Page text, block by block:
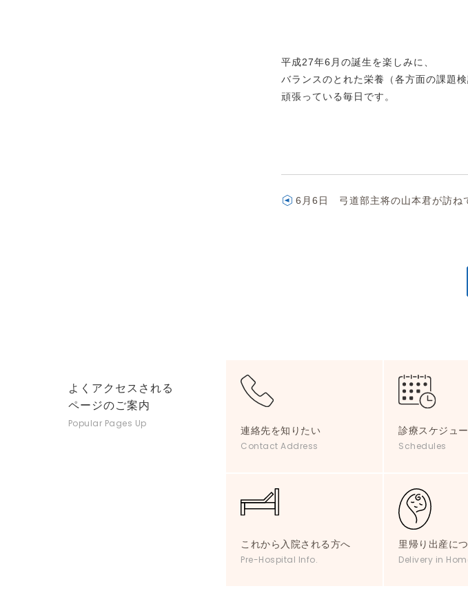
平成27年6月の誕生を楽しみに、
バランスのとれた栄養（各方面の課題
頑張っている毎日です。
6月6日 弓道部主将の山本君が訪ね
よくアクセスされる
ページのご案内
Popular Pages Up
連絡先を知りたい
Contact Address
診療スケジュ
Schedules
これから入院される方へ
Pre-Hospital Info.
里帰り出産に
Delivery in